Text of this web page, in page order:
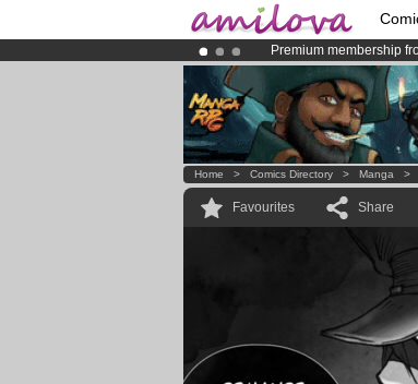
Premium membership
Already 134393
AmilovaKickstarter is
Home > Comics Directory > Manga >
Favourites Share